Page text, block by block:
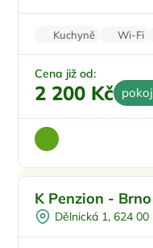
Kuchyně Wi-Fi
Cena již od:
2 200 Kč
Pro seniory
Pro studenty
K Penzion - Brno
Dělnická 1, 624 00